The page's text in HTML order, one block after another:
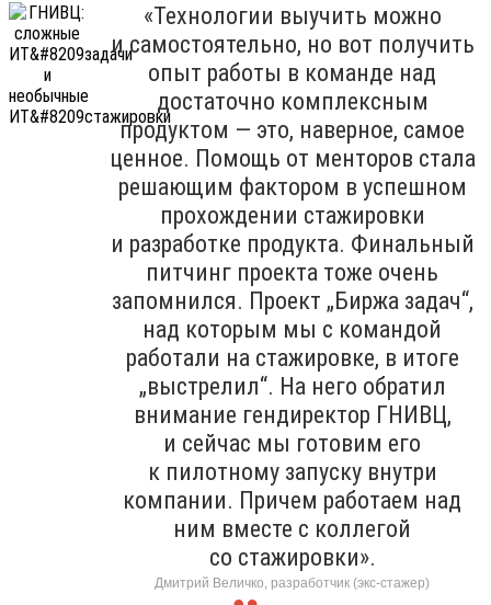
«Технологии выучить можно
и самостоятельно, но вот получить
опыт работы в команде над
достаточно комплексным
продуктом — это, наверное, самое
ценное. Помощь от менторов стала
решающим фактором в успешном
прохождении стажировки
и разработке продукта. Финальный
питчинг проекта тоже очень
запомнился. Проект „Биржа задач“,
над которым мы с командой
работали на стажировке, в итоге
„выстрелил“. На него обратил
внимание гендиректор ГНИВЦ,
и сейчас мы готовим его
к пилотному запуску внутри
компании. Причем работаем над
ним вместе с коллегой
со стажировки».
Дмитрий Величко, разработчик (экс-стажер)